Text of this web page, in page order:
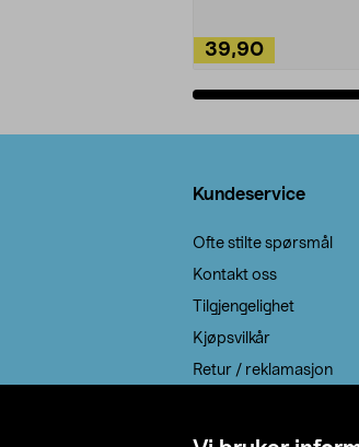
39,90
Kundeservice
Ofte stilte spørsmål
Kontakt oss
Tilgjengelighet
Kjøpsvilkår
Retur / reklamasjon